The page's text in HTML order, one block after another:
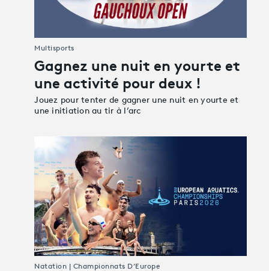
Gagnez une nuit en yourte et
une activité pour deux !
Jouez pour tenter de gagner une nuit en yourte et
une initiation au tir à l’arc
Multisports
Natation | Championnats D’Europe